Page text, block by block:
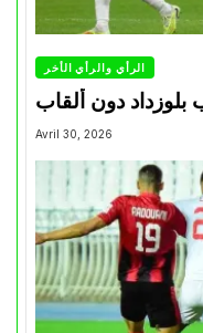
الرأي والرأي الأخر
بلوزداد دون ألقاب
Avril 30, 2026